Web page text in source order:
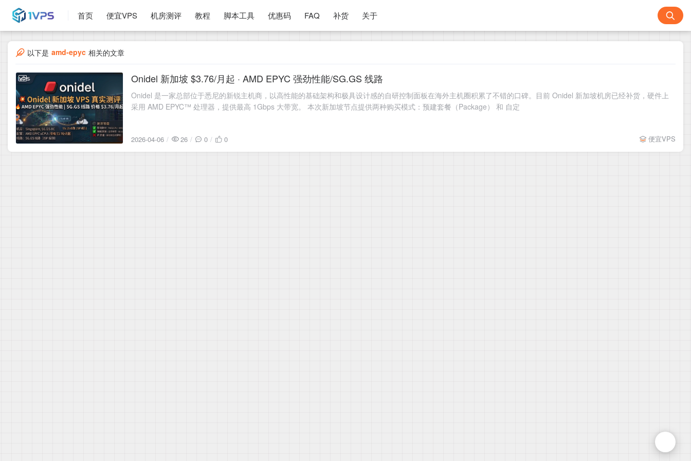
首页 便宜VPS 机房测评 教程 脚本工具 优惠码 FAQ 补货 关于
以下是 amd-epyc 相关的文章
2026-04-06
Onidel 新加坡 $3.76/月起 · AMD EPYC 强劲性能/SG.GS 线路
Onidel 是一家总部位于悉尼的新锐主机商，以高性能的基础架构和极具设计感的自研控制面板在海外主机圈积累了不错的口碑。目前 Onidel 新加坡机房已经补货，硬件上
采用 AMD EPYC™ 处理器，提供最高 1Gbps 大带宽。 本次新加坡节点提供两种购买模式：预建套餐（Package） 和 自定
2026-04-06 26 0 0 便宜VPS